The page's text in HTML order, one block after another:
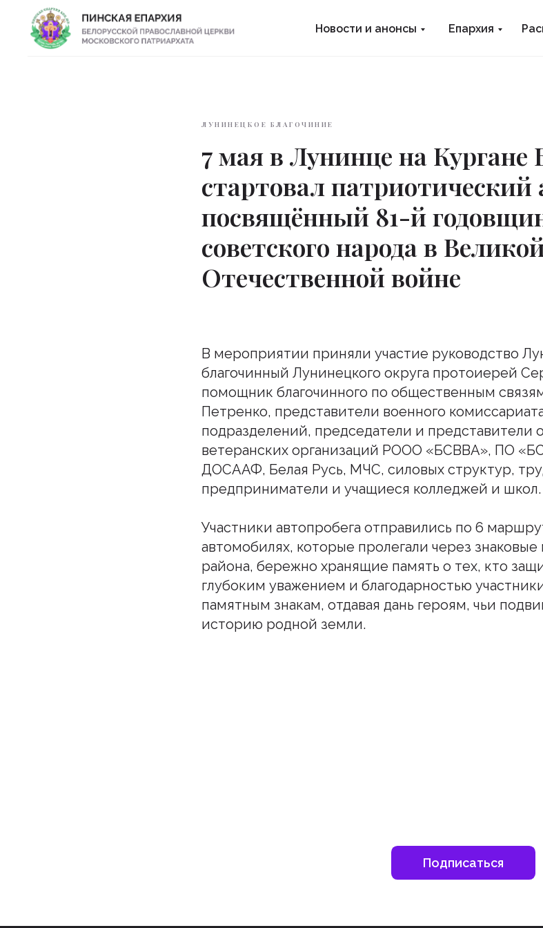
Новости и анонсы Епархия
ЛУНИНЕЦКОЕ БЛАГОЧИНИЕ
7 мая в Лунинце на Кургане
стартовал патриотический
посвящённый 81-й
советского народа в
Отечественной войне
В мероприятии приняли участие руководство
благочинный Лунинецкого округа протоиерей
помощник благочинного по общественным
Петренко, представители военного
подразделений, председатели и представители
ветеранских организаций РООО «БСВВА», ПО
ДОСААФ, Белая Русь, МЧС, силовых структур,
предприниматели и учащиеся колледжей и школ.
Участники автопробега отправились по 6
автомобилях, которые пролегали через
района, бережно хранящие память о тех, кто
глубоким уважением и благодарностью
памятным знакам, отдавая дань героям, чьи
историю родной земли.